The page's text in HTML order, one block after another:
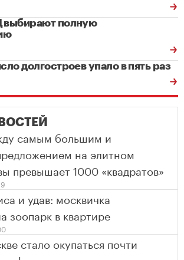
выбирают полную
долгостроев упало в пять раз
самым большим и
на элитном
превышает 1000 «квадратов»
и удав: москвичка
зоопарк в квартире
стало окупаться почти